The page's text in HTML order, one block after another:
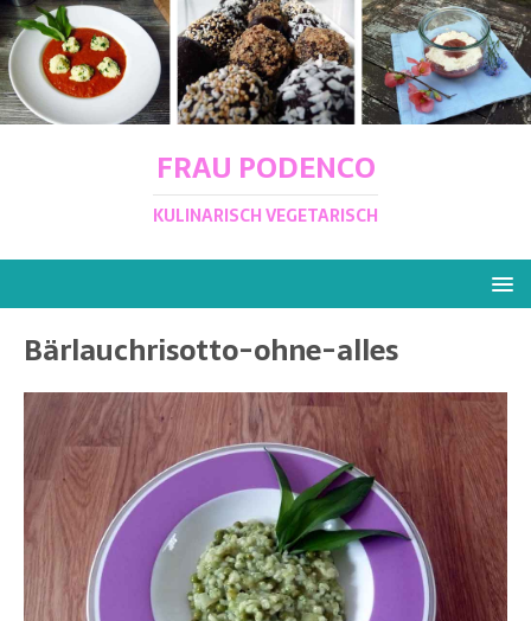
FRAU PODENCO
KULINARISCH VEGETARISCH
Bärlauchrisotto-ohne-alles